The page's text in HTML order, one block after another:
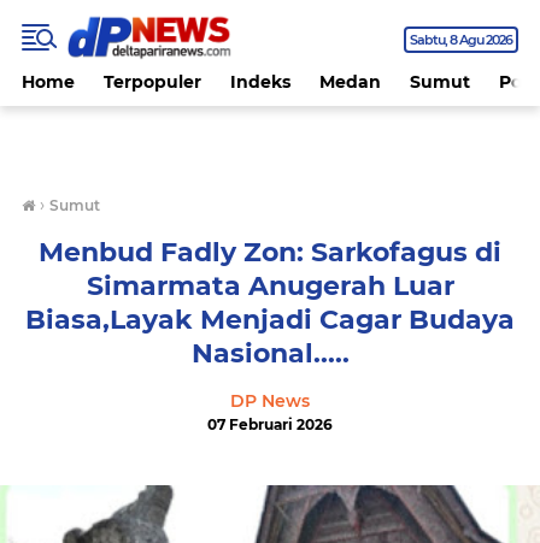
Sabtu 8 Agu 2026
Home Terpopuler Indeks Medan Sumut
› Sumut
Menbud Fadly Zon: Sarkofagus di
Simarmata Anugerah Luar
Biasa,Layak Menjadi Cagar Budaya
Nasional.....
DP News
07 Februari 2026